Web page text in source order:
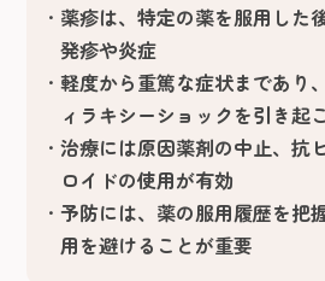
薬疹は、特定の薬を服用した
発疹や炎症
軽度から重篤な症状まであり
ィラキシーショックを引き起
治療には原因薬剤の中止、抗
ロイドの使用が有効
予防には、薬の服用履歴を把
用を避けることが重要